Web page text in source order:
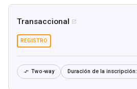
Transaccional 
REGISTRO
 Two-way Duración de la inscripción: